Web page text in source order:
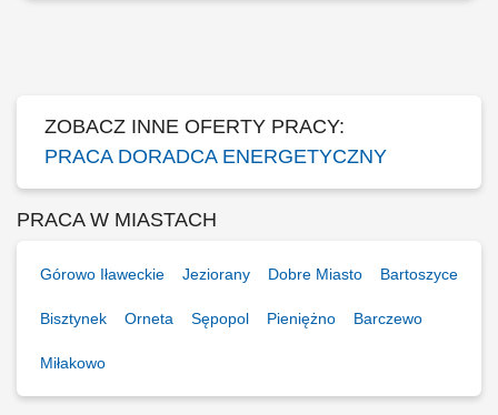
ZOBACZ INNE OFERTY PRACY:
PRACA DORADCA ENERGETYCZNY
PRACA W MIASTACH
Górowo Iławeckie Jeziorany Dobre Miasto Bartoszyce
Bisztynek Orneta Sępopol Pieniężno Barczewo
Miłakowo